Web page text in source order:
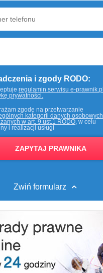
i zgody RODO:
regulamin serwisu e-prawnik.pl
prywatności.
zgodę na przetwarzanie
kategorii danych osobowych
w art. 9 ust.1 RODO, w celu
i realizacji usługi
Zwiń formularz